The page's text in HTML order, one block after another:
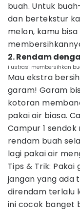
buah. Untuk
dan bertekstur
melon, kamu
2. Rendam
ilustrasi membersihkan
Mau ekstra
garam! Garam
kotoran
pakai air biasa.
Campur 1
rendam buah
lagi pakai air
Tips & Trik:
jangan yang ada
direndam terlalu
ini cocok banget